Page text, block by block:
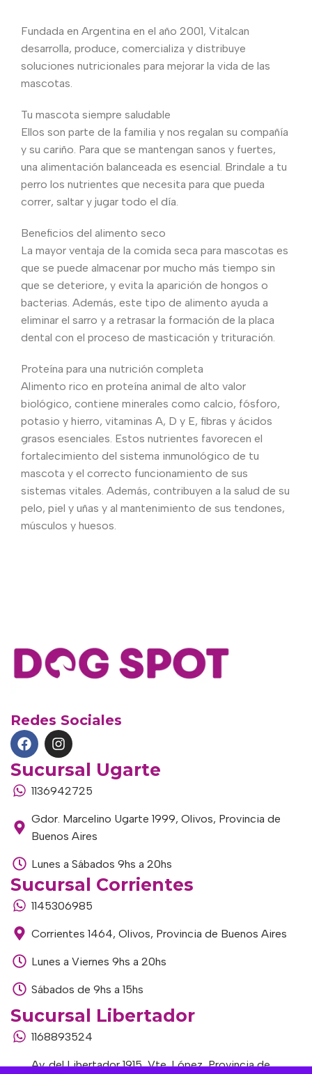
Fundada en Argentina en el año 2001, Vitalcan
desarrolla, produce, comercializa y distribuye
soluciones nutricionales para mejorar la vida de las
mascotas.
Tu mascota siempre saludable
Ellos son parte de la familia y nos regalan su compañía
y su cariño. Para que se mantengan sanos y fuertes,
una alimentación balanceada es esencial. Brindale a tu
perro los nutrientes que necesita para que pueda
correr, saltar y jugar todo el día.
Beneficios del alimento seco
La mayor ventaja de la comida seca para mascotas es
que se puede almacenar por mucho más tiempo sin
que se deteriore, y evita la aparición de hongos o
bacterias. Además, este tipo de alimento ayuda a
eliminar el sarro y a retrasar la formación de la placa
dental con el proceso de masticación y trituración.
Proteína para una nutrición completa
Alimento rico en proteína animal de alto valor
biológico, contiene minerales como calcio, fósforo,
potasio y hierro, vitaminas A, D y E, fibras y ácidos
grasos esenciales. Estos nutrientes favorecen el
fortalecimiento del sistema inmunológico de tu
mascota y el correcto funcionamiento de sus
sistemas vitales. Además, contribuyen a la salud de su
pelo, piel y uñas y al mantenimiento de sus tendones,
músculos y huesos.
Redes Sociales
Sucursal Ugarte
1136942725
Gdor. Marcelino Ugarte 1999, Olivos, Provincia de
Buenos Aires
Lunes a Sábados 9hs a 20hs
Sucursal Corrientes
1145306985
Corrientes 1464, Olivos, Provincia de Buenos Aires
Lunes a Viernes 9hs a 20hs
Sábados de 9hs a 15hs
Sucursal Libertador
1168893524
Av. del Libertador 1915, Vte. López, Provincia de